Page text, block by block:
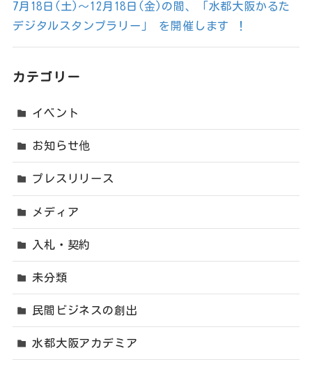
7月18日(土)～12月18日(金)の間、「水都大阪かるた
デジタルスタンプラリー」 を開催します ！
カテゴリー
イベント
お知らせ他
プレスリリース
メディア
入札・契約
未分類
民間ビジネスの創出
水都大阪アカデミア